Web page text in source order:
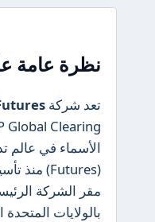
نظرة عامة
تعد شركة
الأسماء في عالم
مقر الشركة
بالولايات